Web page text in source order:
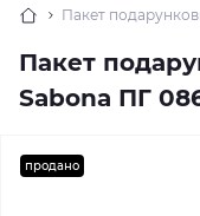
Пакет
Пакет
Sabona ПГ
продано